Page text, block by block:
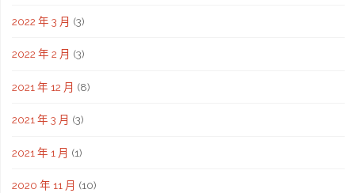
2022 年 3 月 (3)
2022 年 2 月 (3)
2021 年 12 月 (8)
2021 年 3 月 (3)
2021 年 1 月 (1)
2020 年 11 月 (10)